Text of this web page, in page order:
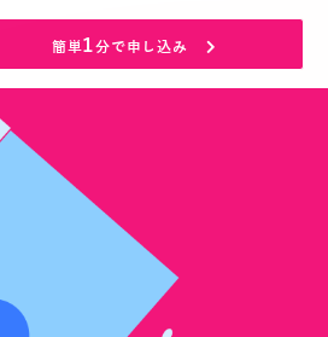
簡単1分で申し込み